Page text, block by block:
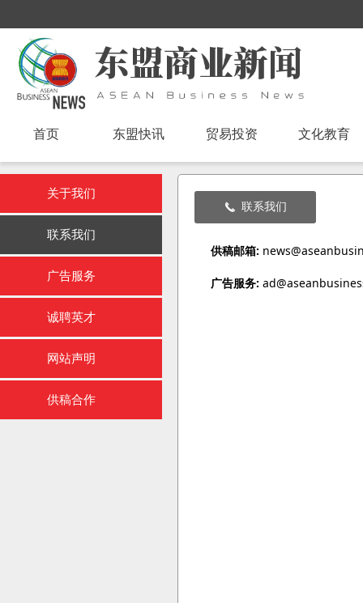
首页 东盟快讯 贸易投资 文化教育
关于我们
联系我们
广告服务
诚聘英才
网站声明
供稿合作
끅 联系我们
供稿邮箱:
广告服务: